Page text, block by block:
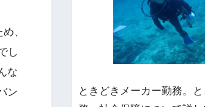
、
し
な
ン
ときどきメーカー勤務。